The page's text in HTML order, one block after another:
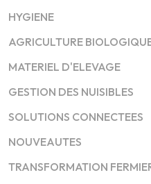
HYGIENE
AGRICULTURE
MATERIEL D'ELEVAGE
GESTION DES NUISIBLES
SOLUTIONS CONNECTEES
NOUVEAUTES
TRANSFORMATION